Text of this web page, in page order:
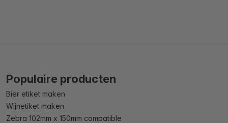
Populaire producten
Bier etiket maken
Wijnetiket maken
Zebra 102mm x 150mm compatible